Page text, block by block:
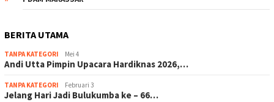
BERITA UTAMA
TANPA KATEGORI Mei 4
Andi Utta Pimpin Upacara Hardiknas 2026,…
TANPA KATEGORI Februari 3
Jelang Hari Jadi Bulukumba ke – 66…